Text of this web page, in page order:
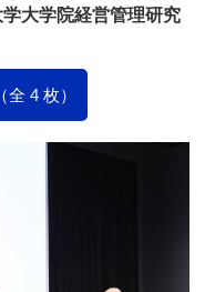
大学院経営管理研究
4 枚）